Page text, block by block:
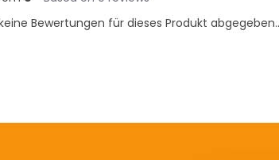
Bewertungen für dieses Produkt abgegeben..